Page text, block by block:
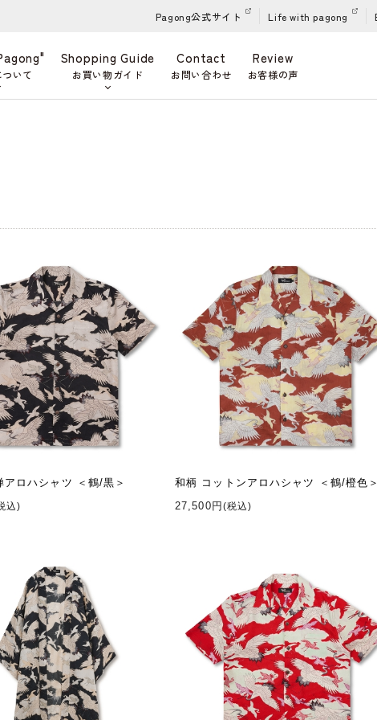
Pagong公式サイト Life with pagong
いて
Shopping Guide
お買い物ガイド
Contact
お問い合わせ
Review
お客様の声
アロハシャツ ＜鶴/黒＞
込)
和柄 コットンアロハシャツ ＜鶴/橙色＞
27,500円 (税込)